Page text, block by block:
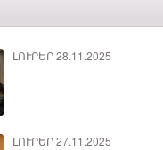
ԼՈՒՐԵՐ 28.11.2025
ԼՈՒՐԵՐ 27.11.2025